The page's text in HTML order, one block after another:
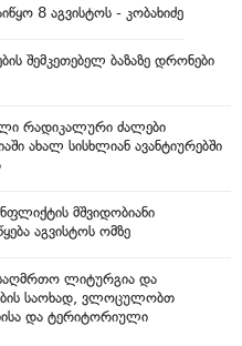
8 აგვისტოს - კობახიძე
შემკეთებელ ბაზაზე დრონები
რადიკალური ძალები
ახალ სისხლიან ავანტიურებში
მშვიდობიანი
აგვისტოს ომზე
ლიტურგია და
საოხად, ვლოცულობთ
და ტერიტორიული